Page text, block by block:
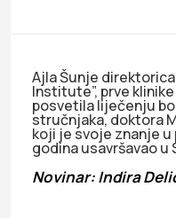
Ajla Šunje
Institute”, prve
posvetila liječenju
stručnjaka, doktora
koji je svoje znanje
godina usavršavao u
Novinar: Indira